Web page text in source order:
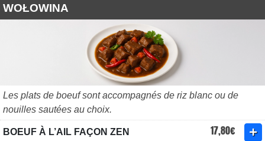
WOŁOWINA
Les plats de boeuf sont accompagnés de riz blanc ou de
nouilles sautées au choix.
BOEUF À L’AIL FAÇON ZEN 17,80€